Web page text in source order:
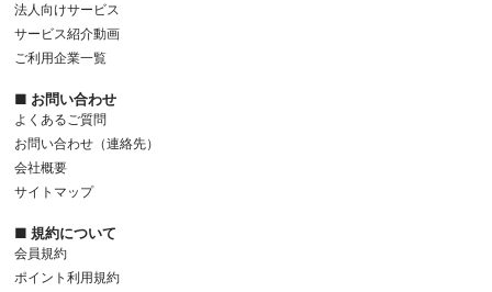
法人向けサービス
サービス紹介動画
ご利用企業一覧
■ お問い合わせ
よくあるご質問
お問い合わせ（連絡先）
会社概要
サイトマップ
■ 規約について
会員規約
ポイント利用規約